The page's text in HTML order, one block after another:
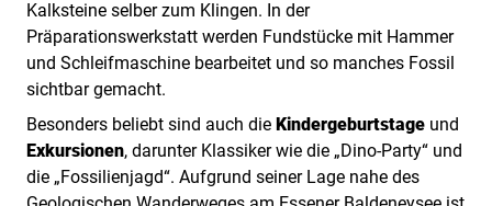
Kalksteine selber zum Klingen. In der
Präparationswerkstatt werden Fundstücke mit Hammer
und Schleifmaschine bearbeitet und so manches Fossil
sichtbar gemacht.
Besonders beliebt sind auch die Kindergeburtstage und
Exkursionen, darunter Klassiker wie die „Dino-Party“ und
die „Fossilienjagd“. Aufgrund seiner Lage nahe des